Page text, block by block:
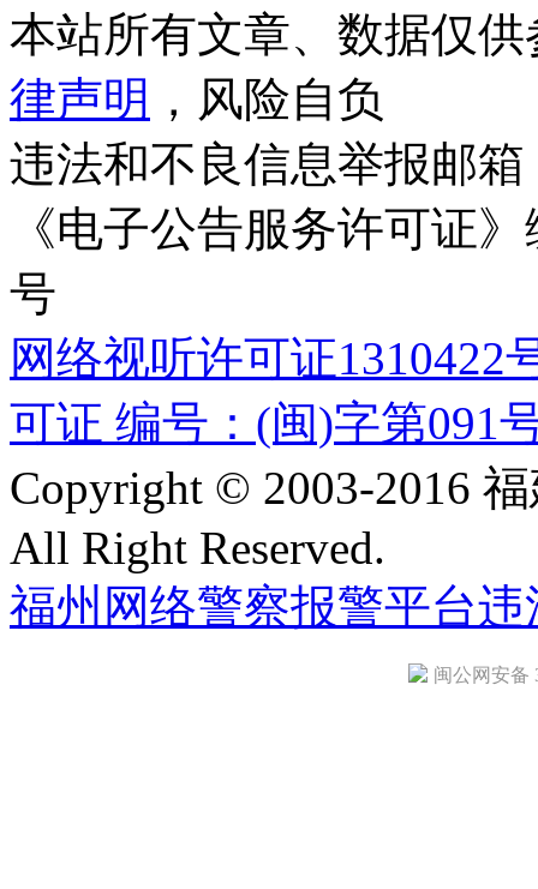
本站所有文章、数据仅
律声明 ，风险自负
违法和不良信息举报邮箱
《电子公告服务许可证
号
网络视听许可证1310422
可证 编号：(闽)字第091
Copyright © 2003-2016
All Right Reserved.
福州网络警察报警平台违
闽公网安备